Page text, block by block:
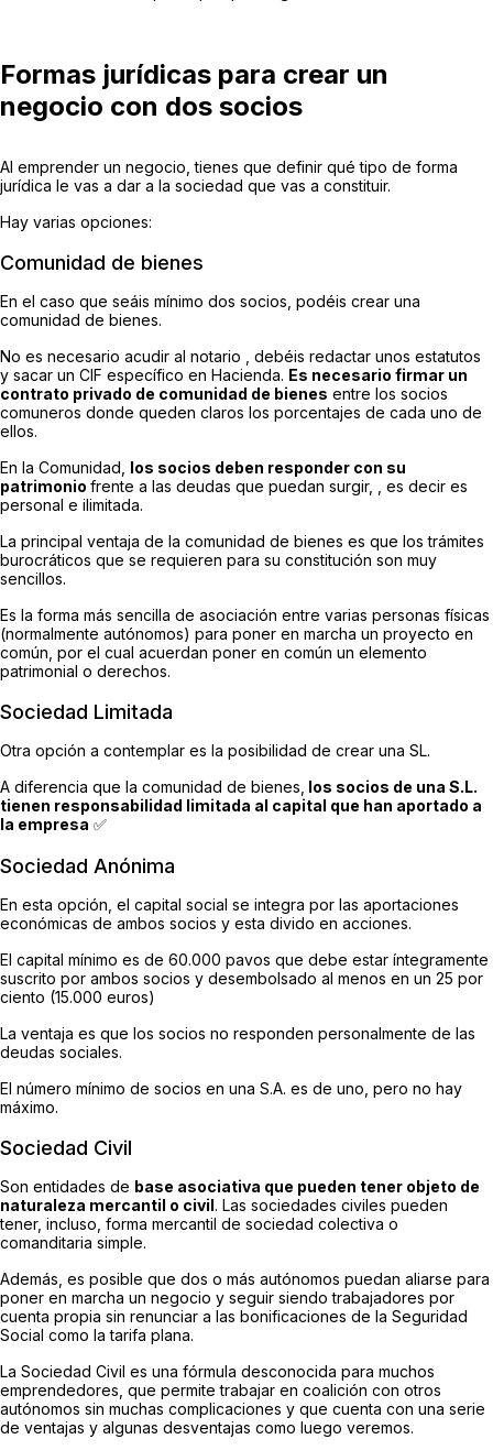
Formas jurídicas para crear un
negocio con dos socios
Al emprender un negocio, tienes que definir qué tipo de forma
jurídica le vas a dar a la sociedad que vas a constituir.
Hay varias opciones:
Comunidad de bienes
En el caso que seáis mínimo dos socios, podéis crear una
comunidad de bienes.
No es necesario acudir al notario , debéis redactar unos estatutos
y sacar un CIF específico en Hacienda. Es necesario firmar un
contrato privado de comunidad de bienes entre los socios
comuneros donde queden claros los porcentajes de cada uno de
ellos.
En la Comunidad, los socios deben responder con su
patrimonio frente a las deudas que puedan surgir, , es decir es
personal e ilimitada.
La principal ventaja de la comunidad de bienes es que los trámites
burocráticos que se requieren para su constitución son muy
sencillos.
Es la forma más sencilla de asociación entre varias personas físicas
(normalmente autónomos) para poner en marcha un proyecto en
común, por el cual acuerdan poner en común un elemento
patrimonial o derechos.
Sociedad Limitada
Otra opción a contemplar es la posibilidad de crear una SL.
A diferencia que la comunidad de bienes, los socios de una S.L.
tienen responsabilidad limitada al capital que han aportado a
la empresa ✅
Sociedad Anónima
En esta opción, el capital social se integra por las aportaciones
económicas de ambos socios y esta divido en acciones.
El capital mínimo es de 60.000 pavos que debe estar íntegramente
suscrito por ambos socios y desembolsado al menos en un 25 por
ciento (15.000 euros)
La ventaja es que los socios no responden personalmente de las
deudas sociales.
El número mínimo de socios en una S.A. es de uno, pero no hay
máximo.
Sociedad Civil
Son entidades de base asociativa que pueden tener objeto de
naturaleza mercantil o civil. Las sociedades civiles pueden
tener, incluso, forma mercantil de sociedad colectiva o
comanditaria simple.
Además, es posible que dos o más autónomos puedan aliarse para
poner en marcha un negocio y seguir siendo trabajadores por
cuenta propia sin renunciar a las bonificaciones de la Seguridad
Social como la tarifa plana.
La Sociedad Civil es una fórmula desconocida para muchos
emprendedores, que permite trabajar en coalición con otros
autónomos sin muchas complicaciones y que cuenta con una serie
de ventajas y algunas desventajas como luego veremos.